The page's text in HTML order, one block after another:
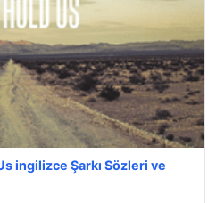
ingilizce Şarkı Sözleri ve